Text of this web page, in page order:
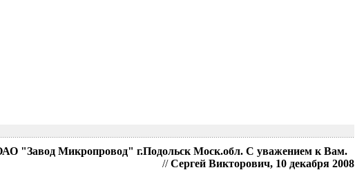
"Завод Микропровод" г.Подольск Моск.обл. С уважением к Вам.
//Сергей Викторович, 10 декабря 2008